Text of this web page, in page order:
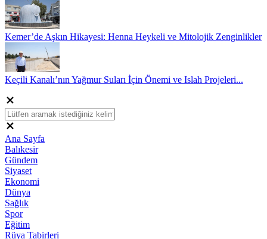
Kemer’de Aşkın Hikayesi: Henna Heykeli ve Mitolojik Zenginlikler
Keçili Kanalı’nın Yağmur Suları İçin Önemi ve Islah Projeleri...
Ana Sayfa
Balıkesir
Gündem
Siyaset
Ekonomi
Dünya
Sağlık
Spor
Eğitim
Rüya Tabirleri